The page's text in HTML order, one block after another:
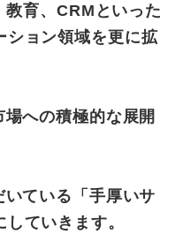
育、CRMといった
ション領域を更に拡
への積極的な展開
ている「手厚いサ
ていきます。